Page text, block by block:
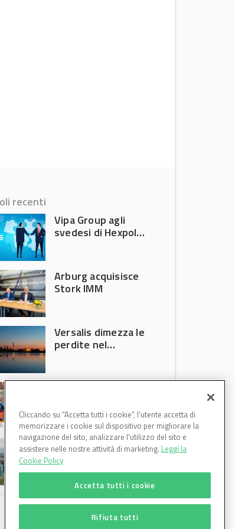
recenti
Vipa Group agli
svedesi di Hexpol
Arburg acquisisce
Stork IMM
Versalis dimezza le
perdite nel
chiedono
intervento del
Governo
Basf Italia cresce
nel primo semestre
2026: fatturato a
1,07 miliardi (+7,1%)
Cliccando su “Accetta tutti i cookie”, l'utente accetta di
memorizzare i cookie sul dispositivo per migliorare la
navigazione del sito, analizzare l'utilizzo del sito e
assistere nelle nostre attività di marketing. Leggi la
Cookie Policy
Accetta tutti i cookie
Rifiuta tutti